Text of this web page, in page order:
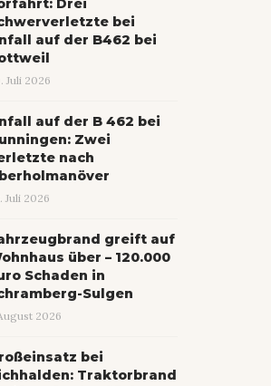
Drei
bei
auf der B462 bei
Juli 2026
auf der B 462 bei
Zwei
nach
Juli 2026
greift auf
über – 120.000
Schaden in
Sulgen
2026
bei
Traktorbrand